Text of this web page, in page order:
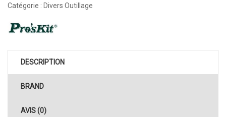
Catégorie : Divers Outillage
DESCRIPTION
BRAND
AVIS (0)